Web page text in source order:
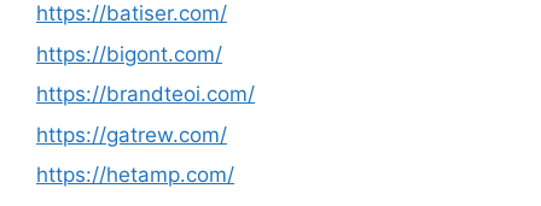
https://batiser.com/
https://bigont.com/
https://brandteoi.com/
https://gatrew.com/
https://hetamp.com/